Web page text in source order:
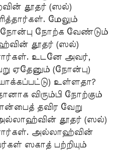
தூதர் (ஸல்)
மேலும்
நோற்க வேண்டும்
தூதர் (ஸல்)
உடனே அவர்,
ஏதேனும் (நோன்பு)
உள்ளதா?
விரும்பி நோற்கும்
தவிர வேறு
தூதர் (ஸல்)
அல்லாஹ்வின்
ஸகாத் பற்றியும்